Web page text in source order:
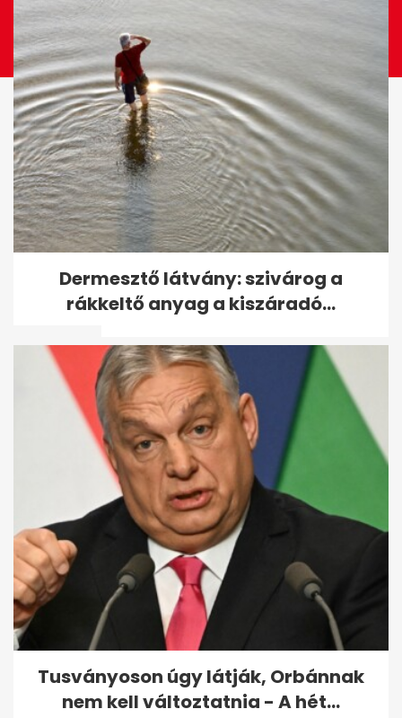
11 év után először mutatkozott
nyilvánosan Michael
Schumacher
Így néz ki most Nóci, a Való
Világ egykori műsorvezetője
Dermesztő látvány: szivárog a
rákkeltő anyag a kiszáradó...
Tusványoson úgy látják, Orbánnak
nem kell változtatnia - A hét...